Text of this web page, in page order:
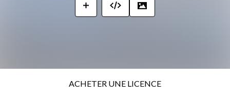
ACHETER UNE LICENCE